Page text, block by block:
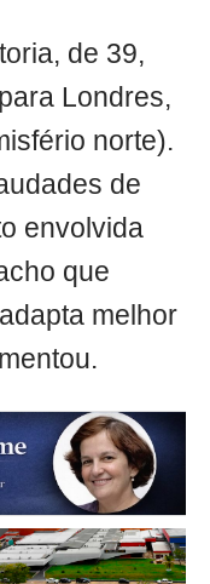
de 39,
Londres,
norte).
de
envolvida
que
melhor